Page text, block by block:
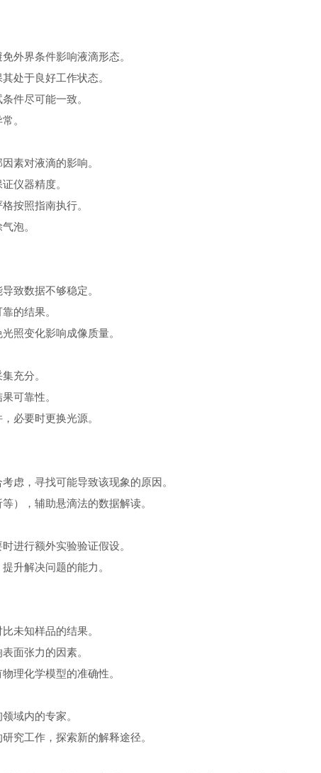
外界条件影响液滴形态。
处于良好工作状态。
件尽可能一致。
。
素对液滴的影响。
仪器精度。
按照指南执行。
泡。
致数据不够稳定。
的结果。
照变化影响成像质量。
充分。
可靠性。
必要时更换光源。
虑，寻找可能导致该现象的原因。
），辅助悬滴法的数据解读。
进行额外实验验证假设。
升解决问题的能力。
未知样品的结果。
面张力的因素。
理化学模型的准确性。
域内的专家。
究工作，探索新的解释途径。